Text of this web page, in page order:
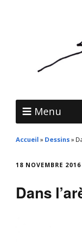
Menu
Accueil » Dessins»
18 NOVEMBRE 2016
Dans